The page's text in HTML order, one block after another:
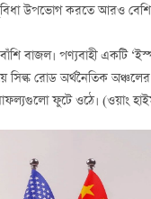
উপভোগ করতে আরও
বাজল। পণ্যবাহী একটি
সিল্ক রোড অর্থনৈতিক
ফুটে ওঠে। (ওয়াং